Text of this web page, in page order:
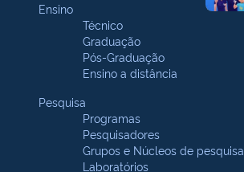
Ensino
Técnico
Graduação
Pós-Graduação
Ensino a distância
Pesquisa
Programas
Pesquisadores
Grupos e Núcleos de pesquisa
Laboratórios